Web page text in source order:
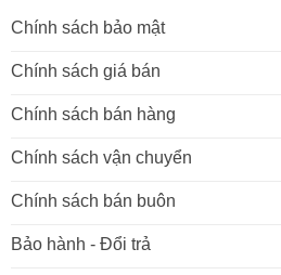
Chính sách bảo mật
Chính sách giá bán
Chính sách bán hàng
Chính sách vận chuyển
Chính sách bán buôn
Bảo hành - Đổi trả